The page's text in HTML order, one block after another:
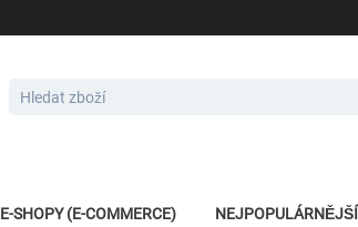
E-SHOPY (E-COMMERCE) NEJPOPULÁRNĚJŠÍ